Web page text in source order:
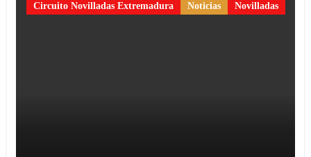
Circuito Novilladas Extremadura Noticias Novilladas